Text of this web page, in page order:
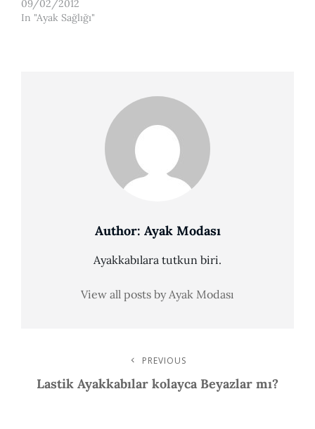
09/02/2012
In "Ayak Sağlığı"
Author: Ayak Modası
Ayakkabılara tutkun biri.
View all posts by Ayak Modası
Navigation
Post
PREVIOUS
Lastik Ayakkabılar kolayca Beyazlar mı?